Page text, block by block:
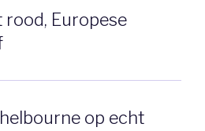
rood, Europese
op echt